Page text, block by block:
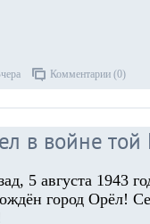
Комментарии (0)
в войне
5 августа 1943
город Орёл!